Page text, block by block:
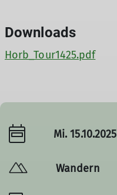
Downloads
Horb_Tour1425.pdf
Mi. 15.10.2025
Wandern